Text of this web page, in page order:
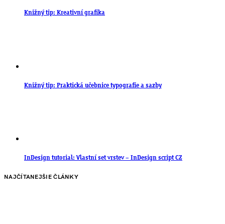
Knižný tip: Kreativní grafika
Knižný tip: Praktická učebnice typografie a sazby
InDesign tutorial: Vlastní set vrstev – InDesign script CZ
NAJČÍTANEJŠIE ČLÁNKY